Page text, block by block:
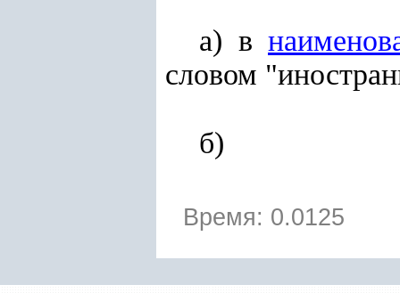
а) в
словом
б)
Время: 0.0125